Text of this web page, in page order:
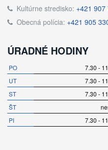
Kultúrne stredisko: +421
Obecná polícia: +421 905
ÚRADNÉ HODINY
PO
7.30 -
UT
7.30 -
ST
7.30 -
ŠT
PI
7.30 -